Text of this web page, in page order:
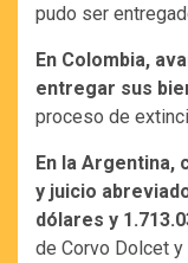
pudo ser
En Colombia,
entregar sus
proceso de
En la Argentina,
y juicio
dólares y
de Corvo Dolcet